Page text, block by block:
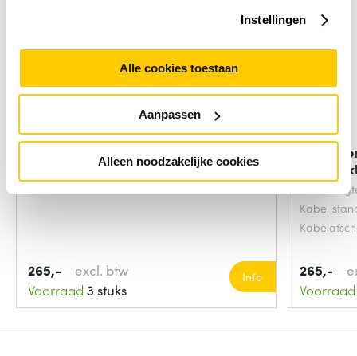
Instellingen
Alle cookies toestaan
Aanpassen
Alleen noodzakelijke cookies
netwerkkabel
265,-
excl. btw
Voorraad 3 stuks
Info
Kabel
265,-
Voorraad